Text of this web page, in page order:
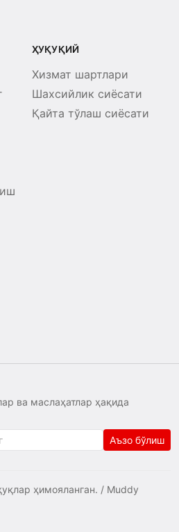
ҲУҚУҚИЙ
Хизмат шартлари
Шахсийлик сиёсати
Қайта тўлаш сиёсати
ва маслаҳатлар ҳақида
Аъзо бўлиш
ҳимояланган. / Muddy